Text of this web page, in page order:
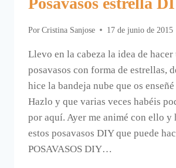
Por Cristina Sanjose 17 de junio de 2015
Llevo en la cabeza la idea de hacer
posavasos con forma de estrellas,
hice la bandeja nube que os
Hazlo y que varias veces habéis
por aquí. Ayer me animé con ello y
estos posavasos DIY que puede
POSAVASOS DIY…